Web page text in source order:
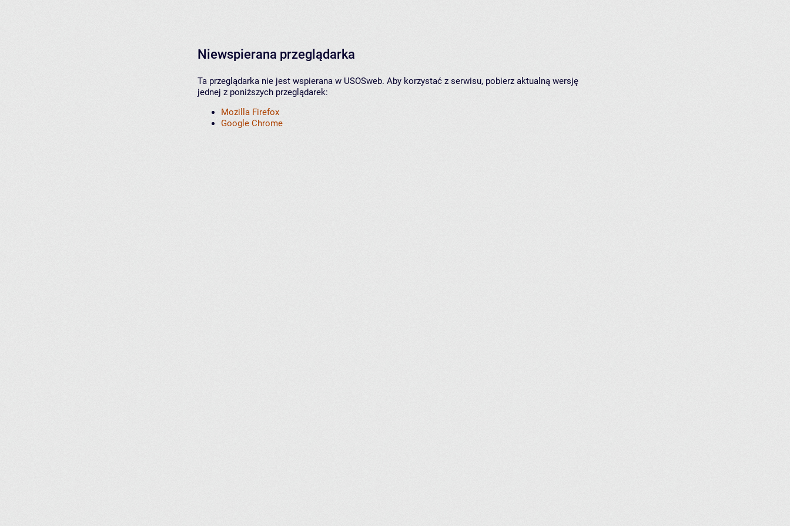
Niewspierana przeglądarka
Ta przeglądarka nie jest wspierana w USOSweb. Aby korzystać z serwisu, pobierz aktualną wersję
jednej z poniższych przeglądarek:
Mozilla Firefox
Google Chrome